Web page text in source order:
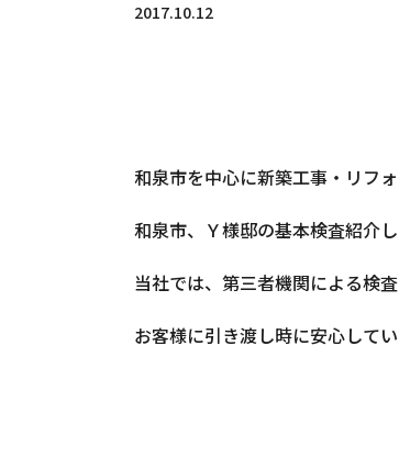
2017.10.12
和泉市を中心に新築工事・リフ
和泉市、Ｙ様邸の基本検査紹介し
当社では、第三者機関による検
お客様に引き渡し時に安心して